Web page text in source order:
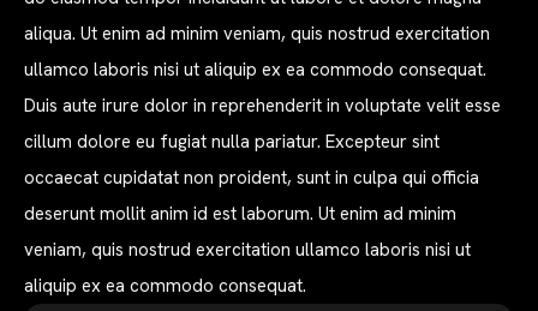
aliqua. Ut enim ad minim veniam, quis nostrud exercitation
ullamco laboris nisi ut aliquip ex ea commodo consequat.
Duis aute irure dolor in reprehenderit in voluptate velit esse
cillum dolore eu fugiat nulla pariatur. Excepteur sint
occaecat cupidatat non proident, sunt in culpa qui officia
deserunt mollit anim id est laborum. Ut enim ad minim
veniam, quis nostrud exercitation ullamco laboris nisi ut
aliquip ex ea commodo consequat.